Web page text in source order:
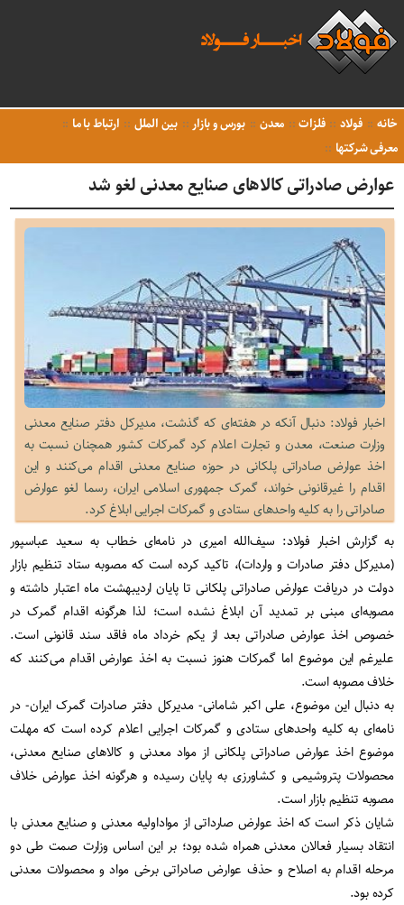
خانه فولاد فلزات معدن بورس و بازار بین الملل
ارتباط با ما
معرفی شرکتها
عوارض صادراتی کالاهای صنایع معدنی لغو شد
اخبار فولاد: دنبال آنکه در هفته‌ای که گذشت، مدیرکل دفتر صنایع معدنی
وزارت صنعت، معدن و تجارت اعلام کرد گمرکات کشور همچنان نسبت به
اخذ عوارض صادراتی پلکانی در حوزه صنایع معدنی اقدام می‌کنند و این
اقدام را غیرقانونی خواند، گمرک جمهوری اسلامی ایران، رسما لغو عوارض
صادراتی را به کلیه واحدهای ستادی و گمرکات اجرایی ابلاغ کرد.
به گزارش اخبار فولاد: سیف‌الله امیری در نامه‌ای خطاب به سعید عباسپور
(مدیرکل دفتر صادرات و واردات)، تاکید کرده است که مصوبه ستاد تنظیم بازار
دولت در دریافت عوارض صادراتی پلکانی تا پایان اردیبهشت ماه اعتبار داشته و
مصوبه‌ای مبنی بر تمدید آن ابلاغ نشده است؛ لذا هرگونه اقدام گمرک در
خصوص اخذ عوارض صادراتی بعد از یکم خرداد ماه فاقد سند قانونی است.
علیرغم این موضوع اما گمرکات هنوز نسبت به اخذ عوارض اقدام می‌کنند که
خلاف مصوبه است.
به دنبال این موضوع، علی اکبر شامانی- مدیرکل دفتر صادرات گمرک ایران- در
نامه‌ای به کلیه واحدهای ستادی و گمرکات اجرایی اعلام کرده است که مهلت
موضوع اخذ عوارض صادراتی پلکانی از مواد معدنی و کالاهای صنایع معدنی،
محصولات پتروشیمی و کشاورزی به پایان رسیده و هرگونه اخذ عوارض خلاف
مصوبه تنظیم بازار است.
شایان ذکر است که اخذ عوارض صارداتی از مواداولیه معدنی و صنایع معدنی با
انتقاد بسیار فعالان معدنی همراه شده بود؛ بر این اساس وزارت صمت طی دو
مرحله اقدام به اصلاح و حذف عوارض صادراتی برخی مواد و محصولات معدنی
کرده بود.